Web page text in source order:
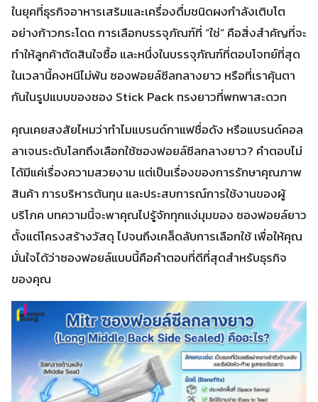
ในยุคที่ธุรกิจอาหารเสริมและเครื่องดื่มชนิดผงกำลังเติบโต
อย่างก้าวกระโดด การเลือกบรรจุภัณฑ์ที่ “ใช่” คือสิ่งสำคัญที่จะ
ทำให้ลูกค้าตัดสินใจซื้อ และหนึ่งในบรรจุภัณฑ์ที่ตอบโจทย์ที่สุด
ในเวลานี้คงหนีไม่พ้น ซองฟอยล์ซีลกลางยาว หรือที่เราคุ้นตา
กันในรูปแบบของซอง Stick Pack ทรงยาวที่พกพาสะดวก
คุณเคยสงสัยไหมว่าทำไมแบรนด์กาแฟชื่อดัง หรือแบรนด์คอล
ลาเจนระดับโลกถึงเลือกใช้ซองฟอยล์ซีลกลางยาว? คำตอบไม่
ได้มีแค่เรื่องความสวยงาม แต่เป็นเรื่องของการรักษาคุณภาพ
สินค้า การบริหารต้นทุน และประสบการณ์การใช้งานของผู้
บริโภค บทความนี้จะพาคุณไปรู้จักทุกแง่มุมของ ซองฟอยล์ยาว
ตั้งแต่โครงสร้างวัสดุ ไปจนถึงเคล็ดลับการเลือกใช้ เพื่อให้คุณ
มั่นใจได้ว่าซองฟอยล์แบบนี้คือคำตอบที่ดีที่สุดสำหรับธุรกิจ
ของคุณ